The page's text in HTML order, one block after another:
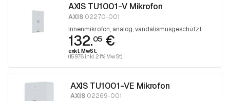
AXIS TU1001-V Mikrofon
AXIS02270-001
Innenmikrofon, analog, vandalismusgeschützt
132.05 €
exkl. MwSt.
(159.78 inkl. 21% MwSt)
AXIS TU1001-VE Mikrofon
AXIS02269-001